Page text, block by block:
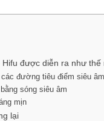
được diễn ra như thế
đường tiêu điểm siêu
sóng siêu âm
mịn
lại